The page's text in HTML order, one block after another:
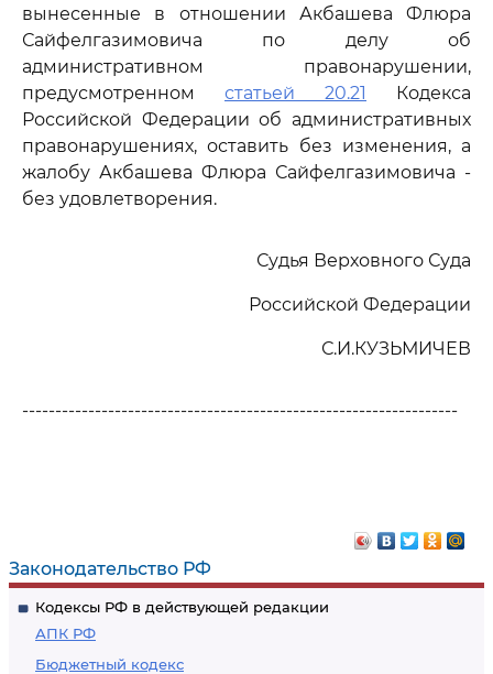
Законодательство РФ
Кодексы РФ в действующей редакции
АПК РФ
Бюджетный кодекс
вынесенные в отношении Акбашева Флюра
Сайфелгазимовича по делу об
административном правонарушении,
предусмотренном статьей 20.21
Кодекса
Российской Федерации об административных
правонарушениях, оставить без изменения, а
жалобу Акбашева Флюра Сайфелгазимовича -
без удовлетворения.
Судья Верховного Суда
Российской Федерации
С.И.КУЗЬМИЧЕВ
------------------------------------------------------------------